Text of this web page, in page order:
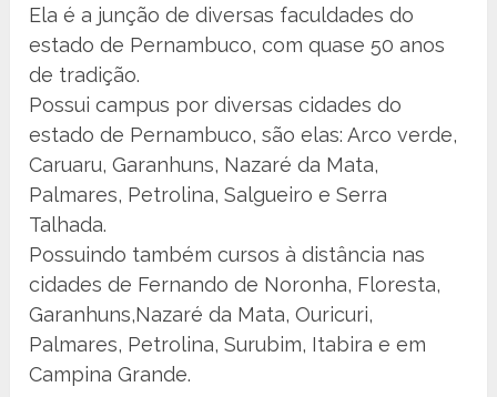
Ela é a junção de diversas faculdades do
estado de Pernambuco, com quase 50 anos
de tradição.
Possui campus por diversas cidades do
estado de Pernambuco, são elas: Arco verde,
Caruaru, Garanhuns, Nazaré da Mata,
Palmares, Petrolina, Salgueiro e Serra
Talhada.
Possuindo também cursos à distância nas
cidades de Fernando de Noronha, Floresta,
Garanhuns,Nazaré da Mata, Ouricuri,
Palmares, Petrolina, Surubim, Itabira e em
Campina Grande.